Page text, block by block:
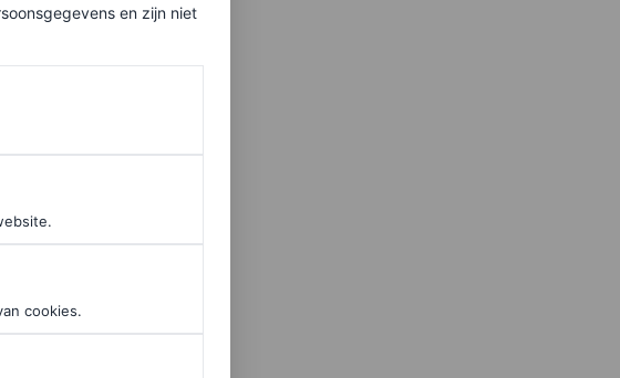
en zijn niet
cookies.